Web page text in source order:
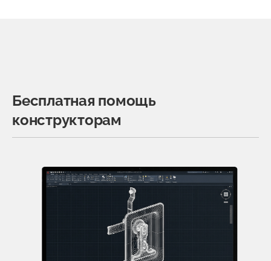
Бесплатная помощь
конструкторам